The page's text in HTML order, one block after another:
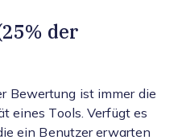
der
Bewertung ist immer die
eines Tools. Verfügt es
ein Benutzer erwarten